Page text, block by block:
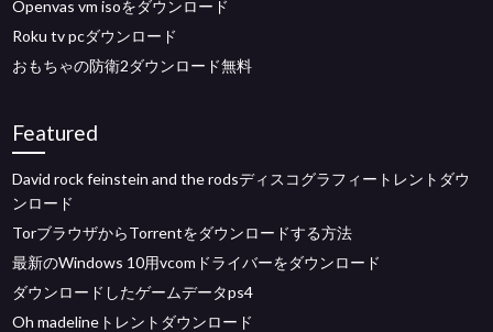
Openvas vm isoをダウンロード
Roku tv pcダウンロード
おもちゃの防衛2ダウンロード無料
Featured
David rock feinstein and the rodsディスコグラフィートレントダウ
ンロード
TorブラウザからTorrentをダウンロードする方法
最新のWindows 10用vcomドライバーをダウンロード
ダウンロードしたゲームデータps4
Oh madelineトレントダウンロード